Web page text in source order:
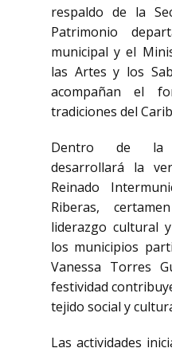
respaldo de la
Patrimonio
municipal y el
las Artes y los
acompañan el
tradiciones del
Dentro de la
desarrollará la
Reinado
Riberas,
liderazgo cultural
los municipios
Vanessa Torres
festividad
tejido social y
Las actividades